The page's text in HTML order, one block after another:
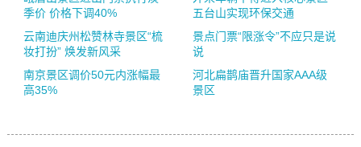
季价 价格下调40%
五台山实现环保交通
云南迪庆州松赞林寺景区“梳
妆打扮” 焕发新风采
景点门票“限涨令”不应只是说
说
南京景区调价50元内涨幅最
高35%
河北扁鹊庙晋升国家AAA级
景区